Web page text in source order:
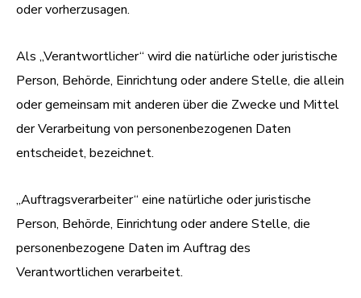
oder vorherzusagen.
Als „Verantwortlicher“ wird die natürliche oder juristische
Person, Behörde, Einrichtung oder andere Stelle, die allein
oder gemeinsam mit anderen über die Zwecke und Mittel
der Verarbeitung von personenbezogenen Daten
entscheidet, bezeichnet.
„Auftragsverarbeiter“ eine natürliche oder juristische
Person, Behörde, Einrichtung oder andere Stelle, die
personenbezogene Daten im Auftrag des
Verantwortlichen verarbeitet.